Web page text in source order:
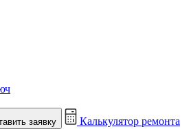
заявку
Калькулятор ремонта